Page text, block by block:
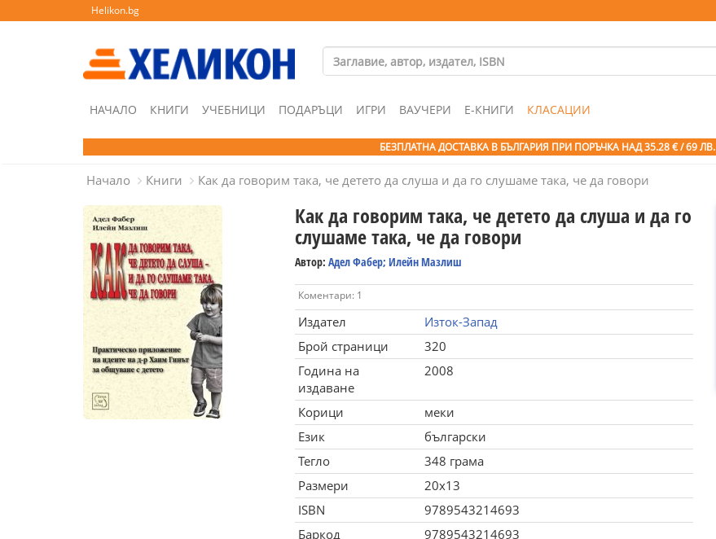
Helikon.bg
НАЧАЛО КНИГИ УЧЕБНИЦИ ПОДАРЪЦИ ИГРИ ВАУЧЕРИ Е-КНИГИ КЛАСАЦИИ
БЕЗПЛАТНА ДОСТАВКА В БЪЛГАРИЯ ПРИ ПОРЪЧКА НАД 35.28 € / 69 ЛВ.
Начало Книги Как да говорим така, че детето да слуша и да го слушаме така, че да говори
Как да говорим така, че детето да слуша и да го
слушаме така, че да говори
Автор: Адел Фабер; Илейн Мазлиш
Коментари: 1
Издател
Изток-Запад
Брой страници
320
Година на
издаване
2008
Корици
меки
Език
български
Тегло
348 грама
Размери
20x13
ISBN
9789543214693
Баркод
9789543214693